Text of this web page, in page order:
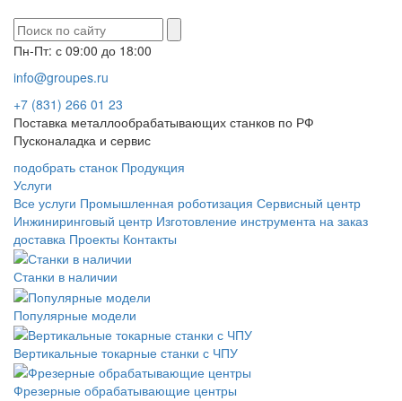
Пн-Пт: с 09:00 до 18:00
info@groupes.ru
+7 (831) 266 01 23
Поставка металлообрабатывающих станков по РФ
Пусконаладка и сервис
подобрать станок Продукция
Услуги
Все услуги Промышленная роботизация Сервисный центр
Инжиниринговый центр Изготовление инструмента на заказ
доставка Проекты Контакты
Станки в наличии
Популярные модели
Вертикальные токарные станки с ЧПУ
Фрезерные обрабатывающие центры